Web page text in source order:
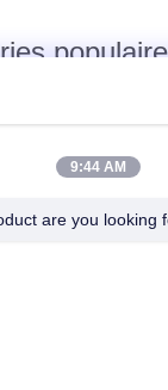
de
9:44 AM
are you looking